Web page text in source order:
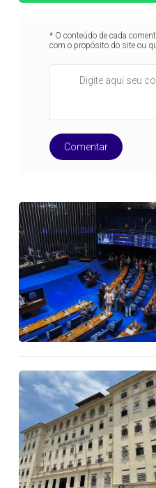
* O conteúdo de cada
com o propósito do site ou
Comentar
3756 (07/08/26)
06 09 10 11
16 19 20 21
22
detalhes